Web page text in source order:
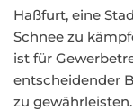
Haßfurt, eine
Schnee zu
ist für
entscheidender
zu